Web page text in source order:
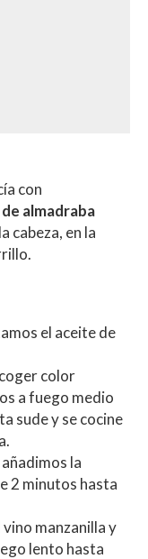
con
almadraba
cabeza, en la
el aceite de
color
a fuego medio
sude y se cocine
la
2 minutos hasta
manzanilla y
lento hasta